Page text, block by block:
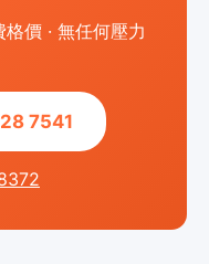
價 · 無任何壓力
7541